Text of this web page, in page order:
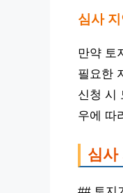
심사
만약 토
필요한
신청 시
우에 따
심사